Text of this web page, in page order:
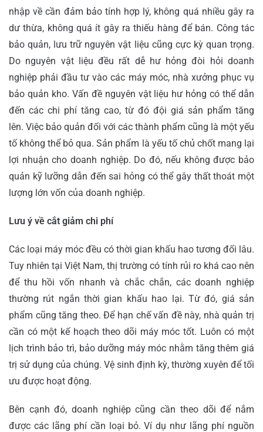
nhập về cần đảm bảo tính hợp lý, không quá nhiều gây ra
dư thừa, không quá ít gây ra thiếu hàng để bán. Công tác
bảo quản, lưu trữ nguyên vật liệu cũng cực kỳ quan trọng.
Do nguyên vật liệu đều rất dễ hư hỏng đòi hỏi doanh
nghiệp phải đầu tư vào các máy móc, nhà xưởng phục vụ
bảo quản kho. Vấn đề nguyên vật liệu hư hỏng có thể dẫn
đến các chi phí tăng cao, từ đó đội giá sản phẩm tăng
lên. Việc bảo quản đối với các thành phẩm cũng là một yếu
tố không thể bỏ qua. Sản phẩm là yếu tố chủ chốt mang lại
lợi nhuận cho doanh nghiệp. Do đó, nếu không được bảo
quản kỹ lưỡng dẫn đến sai hỏng có thể gây thất thoát một
lượng lớn vốn của doanh nghiệp.
Lưu ý về cắt giảm chi phí
Các loại máy móc đều có thời gian khấu hao tương đối lâu.
Tuy nhiên tại Việt Nam, thị trường có tính rủi ro khá cao nên
để thu hồi vốn nhanh và chắc chắn, các doanh nghiệp
thường rút ngắn thời gian khấu hao lại. Từ đó, giá sản
phẩm cũng tăng theo.Để hạn chế vấn đề này, nhà quản trị
cần có một kế hoạch theo dõi máy móc tốt. Luôn có một
lịch trình bảo trì, bảo dưỡng máy móc nhằm tăng thêm giá
trị sử dụng của chúng. Vệ sinh định kỳ, thường xuyên để tối
ưu được hoạt động.
Bên cạnh đó, doanh nghiệp cũng cần theo dõi để nắm
được các lãng phí cần loại bỏ. Ví dụ như lãng phí nguồn